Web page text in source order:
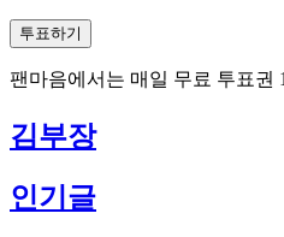
투표하기
팬마음에서는 매일 무료 투표권
김부장
인기글